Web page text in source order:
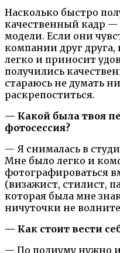
Насколько быстро
качественный кадр —
модели. Если они
компании друг друга,
легко и приносит
получились
стараюсь не думать
раскрепоститься.
— Какой была твоя
фотосессия?
— Я снималась в
Мне было легко и
фотографироваться
(визажист, стилист,
которая была мне
ничуточки не
— Как стоит вести
— По подиуму нужно